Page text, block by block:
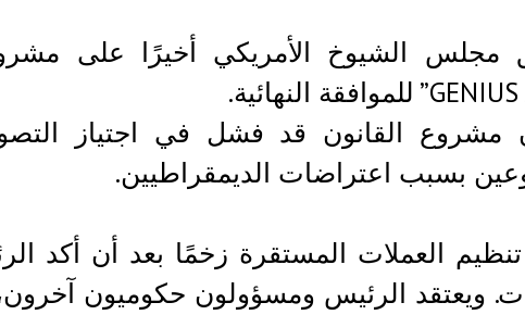
مجلس الشيوخ الأمريكي أخيرًا على
مشروع القانون قد فشل في اجتياز
بسبب اعتراضات الديمقراطيين.
العملات المستقرة زخمًا بعد أن أكد
ويعتقد الرئيس ومسؤولون حكوميون